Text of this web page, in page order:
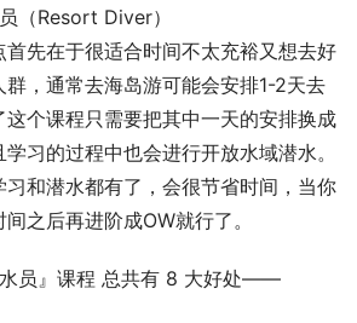
（Resort Diver）
首先在于很适合时间不太充裕又想去好
群，通常去海岛游可能会安排1-2天去
这个课程只需要把其中一天的安排换成
习的过程中也会进行开放水域潜水。
习和潜水都有了，会很节省时间，当你
之后再进阶成OW就行了。
水员』课程 总共有 8 大好处——